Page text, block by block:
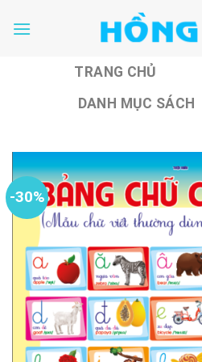
TRANG CHỦ
DANH MỤC SÁCH
-30%